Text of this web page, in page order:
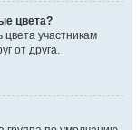
цвета?
участникам
от друга.